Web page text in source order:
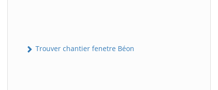
Trouver chantier fenetre Béon